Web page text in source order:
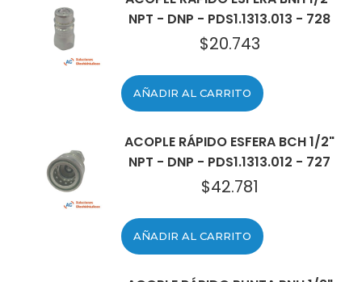
NPT - DNP - PDS1.1313.013 - 728
$20.743
AÑADIR AL CARRITO
ACOPLE RÁPIDO ESFERA BCH 1/2"
NPT - DNP - PDS1.1313.012 - 727
$42.781
AÑADIR AL CARRITO